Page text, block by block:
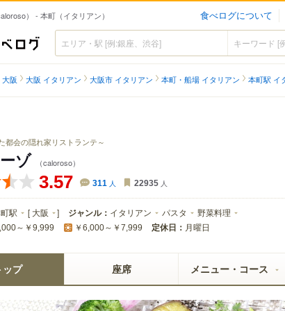
） - 本町（イタリアン） 食べログについて
食べログ
大阪 大阪 イタリアン 大阪市 イタリアン 本町・船場 イタリアン 本町駅 イ
都会の隠れ家リストランテ～
ゾ （caloroso）
3.57 311 人 22935 人
駅 [ 大阪 ] ジャンル： イタリアン パスタ 野菜料理
～￥9,999 ￥6,000～￥7,999 定休日： 月曜日
ップ 座席 メニュー・コース